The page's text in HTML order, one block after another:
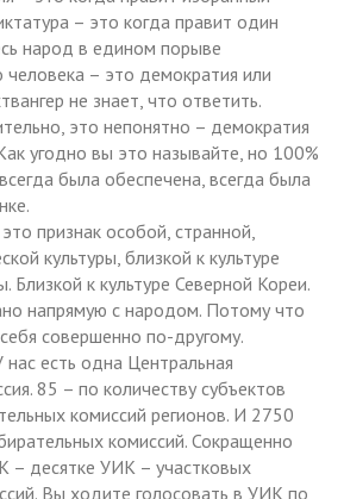
– это когда правит один
народ в едином порыве
– это демократия или
не знает, что ответить.
это непонятно – демократия
угодно вы это называйте, но 100%
была обеспечена, всегда была
признак особой, странной,
культуры, близкой к культуре
к культуре Северной Кореи.
напрямую с народом. Потому что
совершенно по-другому.
есть одна Центральная
85 – по количеству субъектов
комиссий регионов. И 2750
комиссий. Сокращенно
десятке УИК – участковых
Вы ходите голосовать в УИК по